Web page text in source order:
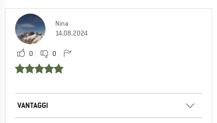
Nina
14.08.2024
0 0
VANTAGGI